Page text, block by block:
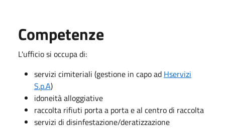
Competenze
L'ufficio si occupa di:
servizi cimiteriali (gestione in capo ad Hservizi
S.p.A)
idoneità alloggiative
raccolta rifiuti porta a porta e al centro di raccolta
servizi di disinfestazione/deratizzazione